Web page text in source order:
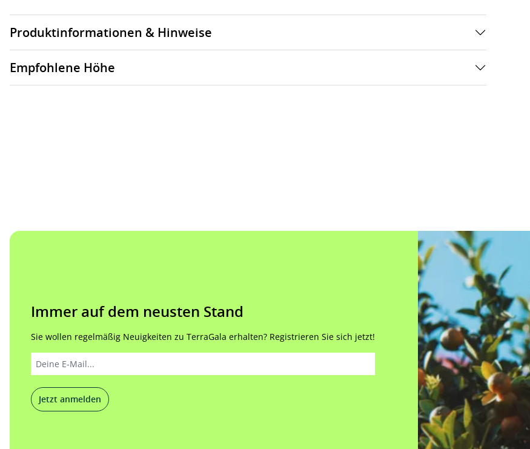
Produktinformationen & Hinweise
Empfohlene Höhe
Immer auf dem neusten Stand
Sie wollen regelmäßig Neuigkeiten zu TerraGala erhalten? Registrieren Sie sich jetzt!
Jetzt anmelden